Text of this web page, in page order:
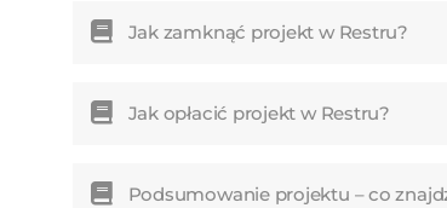
Jak zamknąć projekt w Restru?
Jak opłacić projekt w Restru?
Podsumowanie projektu – co